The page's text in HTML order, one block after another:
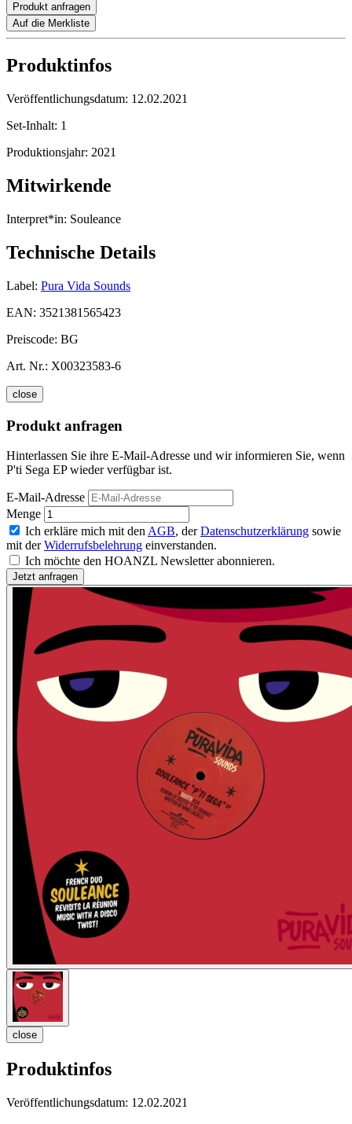
Produkt anfragen
Auf die Merkliste
Produktinfos
Veröffentlichungsdatum: 12.02.2021
Set-Inhalt: 1
Produktionsjahr: 2021
Mitwirkende
Interpret*in: Souleance
Technische Details
Label: Pura Vida Sounds
EAN: 3521381565423
Preiscode: BG
Art. Nr.: X00323583-6
close
Produkt anfragen
Hinterlassen Sie ihre E-Mail-Adresse und wir informieren Sie, wenn
P'ti Sega EP wieder verfügbar ist.
E-Mail-Adresse
Menge
Ich erkläre mich mit den AGB, derDatenschutzerklärung sowie
mit derWiderrufsbelehrung einverstanden.
Ich möchte den HOANZL Newsletter abonnieren.
close
Produktinfos
Veröffentlichungsdatum: 12.02.2021